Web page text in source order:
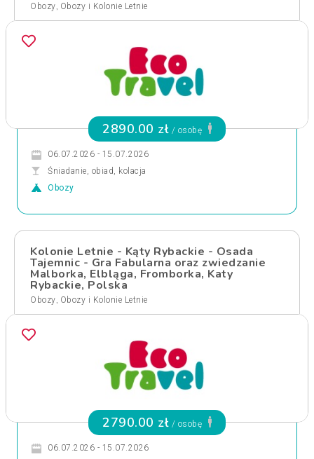
Obozy, Obozy i Kolonie Letnie
2890.00 zł / osobę
06.07.2026 - 15.07.2026
Śniadanie, obiad, kolacja
Obozy
Kolonie Letnie - Kąty Rybackie - Osada
Tajemnic - Gra Fabularna oraz zwiedzanie
Malborka, Elbląga, Fromborka, Katy
Rybackie, Polska
Obozy, Obozy i Kolonie Letnie
2790.00 zł / osobę
06.07.2026 - 15.07.2026